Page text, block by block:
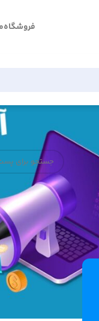
فروشگاه
خرید اقساطی با
خرید اقساطی از
خرید اقساطی از ترب
کیفیت بازی‌های PS5 Pro افزایش پیدا خواهد کرد